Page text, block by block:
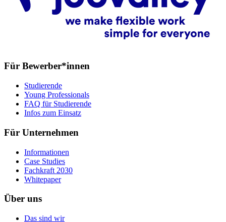
Für Bewerber*innen
Studierende
Young Professionals
FAQ für Studierende
Infos zum Einsatz
Für Unternehmen
Informationen
Case Studies
Fachkraft 2030
Whitepaper
Über uns
Das sind wir